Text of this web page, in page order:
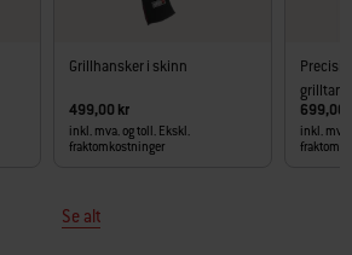
Grillhansker i skinn
499,00 kr
inkl. mva. og toll. Ekskl.
fraktomkostninger
grilltang
699,00
inkl.
Se alt